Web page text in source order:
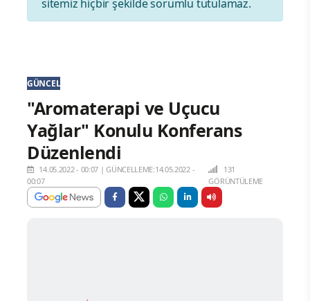
sitemiz hiçbir şekilde sorumlu tutulamaz.
GÜNCEL
"Aromaterapi ve Uçucu
Yağlar" Konulu Konferans
Düzenlendi
14.05.2022 - 00:07 |GÜNCELLEME:14.05.2022 -
00:07
131
GÖRÜNTÜLEME